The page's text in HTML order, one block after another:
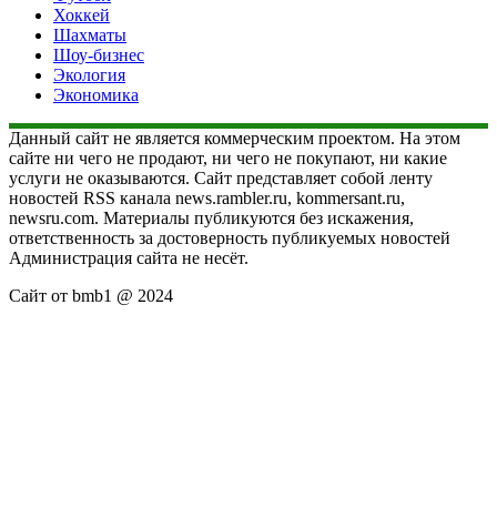
Хоккей
Шахматы
Шоу-бизнес
Экология
Экономика
Данный сайт не является коммерческим проектом. На этом
сайте ни чего не продают, ни чего не покупают, ни какие
услуги не оказываются. Сайт представляет собой ленту
новостей RSS канала news.rambler.ru, kommersant.ru,
newsru.com. Материалы публикуются без искажения,
ответственность за достоверность публикуемых новостей
Администрация сайта не несёт.
Сайт от bmb1 @ 2024